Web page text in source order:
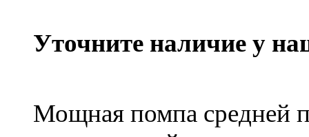
Уточните наличие у
Мощная помпа средней